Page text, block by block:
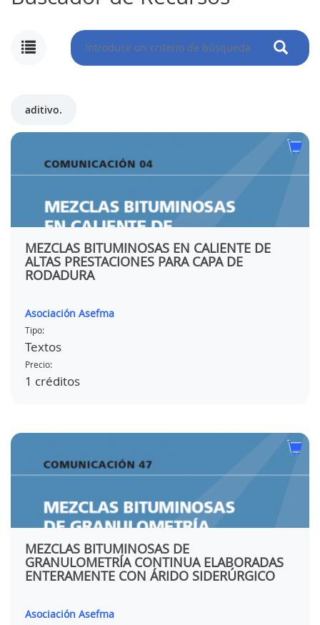
aditivo.
MEZCLAS BITUMINOSAS EN CALIENTE DE
ALTAS PRESTACIONES PARA CAPA DE
RODADURA
Asociación Asefma
Tipo:
Textos
Precio:
1 créditos
MEZCLAS BITUMINOSAS DE
GRANULOMETRÍA CONTINUA ELABORADAS
ENTERAMENTE CON ÁRIDO SIDERÚRGICO
Asociación Asefma